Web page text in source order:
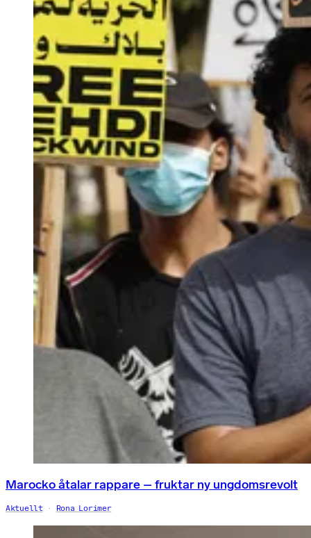
Marocko åtalar rappare – fruktar ny ungdomsrevolt
Aktuellt Rona Lorimer